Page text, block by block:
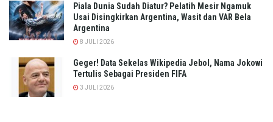
Piala Dunia Sudah Diatur? Pelatih Mesir Ngamuk
Usai Disingkirkan Argentina, Wasit dan VAR Bela
Argentina
8 JULI 2026
Geger! Data Sekelas Wikipedia Jebol, Nama Jokowi
Tertulis Sebagai Presiden FIFA
3 JULI 2026